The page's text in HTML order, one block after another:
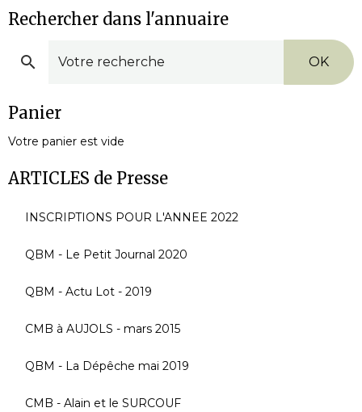
Rechercher dans l'annuaire
OK
Panier
Votre panier est vide
ARTICLES de Presse
INSCRIPTIONS POUR L'ANNEE 2022
QBM - Le Petit Journal 2020
QBM - Actu Lot - 2019
CMB à AUJOLS - mars 2015
QBM - La Dépêche mai 2019
CMB - Alain et le SURCOUF